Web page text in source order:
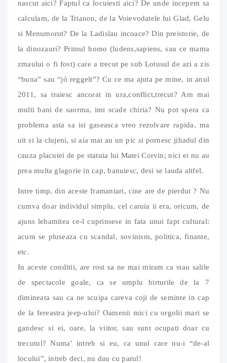
nascut aici? Faptul ca locuiesti aici? De unde incepem sa
calculam, de la Trianon, de la Voievodatele lui Glad, Gelu
si Menumorut? De la Ladislau incoace? Din preistorie, de
la dinozauri? Primul homo (ludens,sapiens, sau ce mama
zmaului o fi fost) care a trecut pe sub Lotusul de azi a zis
“buna” sau “jó reggelt”? Cu ce ma ajuta pe mine, in anul
2011, sa traiesc ancorat in ura,conflict,trecut? Am mai
multi bani de saorma, imi scade chiria? Nu pot spera ca
problema asta sa isi gaseasca vreo rezolvare rapida, ma
uit si la clujeni, si aia mai au un pic si pornesc jihadul din
cauza placutei de pe statuia lui Matei Corvin; nici ei nu au
prea multa glagorie in cap, banuiesc, desi se lauda altfel.
Intre timp, din aceste framantari, cine are de pierdut ? Nu
cumva doar individul simplu, cel caruia ii era, oricum, de
ajuns lehamitea ce-l cuprinsese in fata unui fapt cultural:
acum se pluseaza cu scandal, sovinism, politica, finante,
etc.
In aceste conditii, are rost sa ne mai miram ca stau salile
de spectacole goale, ca se umplu birturile de la 7
dimineata sau ca ne scuipa careva coji de seminte in cap
de la fereastra jeep-ului? Oamenii mici cu orgolii mari se
gandesc si ei, oare, la viitor, sau sunt ocupati doar cu
trecutul? Numa’ intreb si eu, ca unul care nu-i “de-al
locului”, intreb deci, nu dau cu parul!